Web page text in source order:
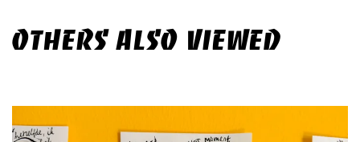
OTHERS ALSO VIEWED